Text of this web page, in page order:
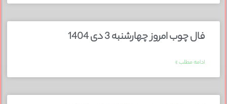
فال چوب امروز چهارشنبه 3 دی 1404
ادامه مطلب »